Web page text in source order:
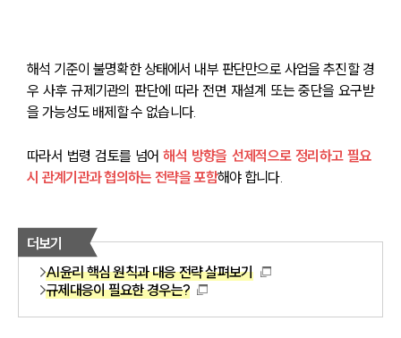
해석 기준이 불명확한 상태에서 내부 판단만으로 사업을 추진할 경
우 사후 규제기관의 판단에 따라 전면 재설계 또는 중단을 요구받
을 가능성도 배제할 수 없습니다.
따라서 법령 검토를 넘어 해석 방향을 선제적으로 정리하고 필요
시 관계기관과 협의하는 전략을 포함해야 합니다.
더보기
AI윤리 핵심 원칙과 대응 전략 살펴보기
규제대응이 필요한 경우는?